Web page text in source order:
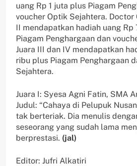
uang Rp 1 juta plus Piagam
voucher Optik Sejahtera. Doctor
II mendapatkan hadiah uang
Piagam Penghargaan dan
Juara III dan IV mendapatkan
ribu plus Piagam Penghargaan
Sejahtera.
Juara I: Syesa Agni Fatin, SMA
Judul: “Cahaya di Pelupuk
tak berteriak. Dia menulis
seseorang yang sudah lama
berprestasi. (jal)
Editor: Jufri Alkatiri